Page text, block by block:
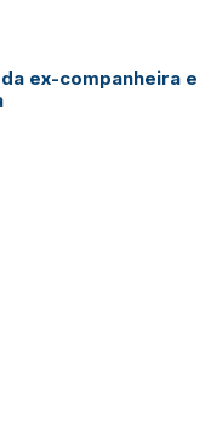
ex-companheira e